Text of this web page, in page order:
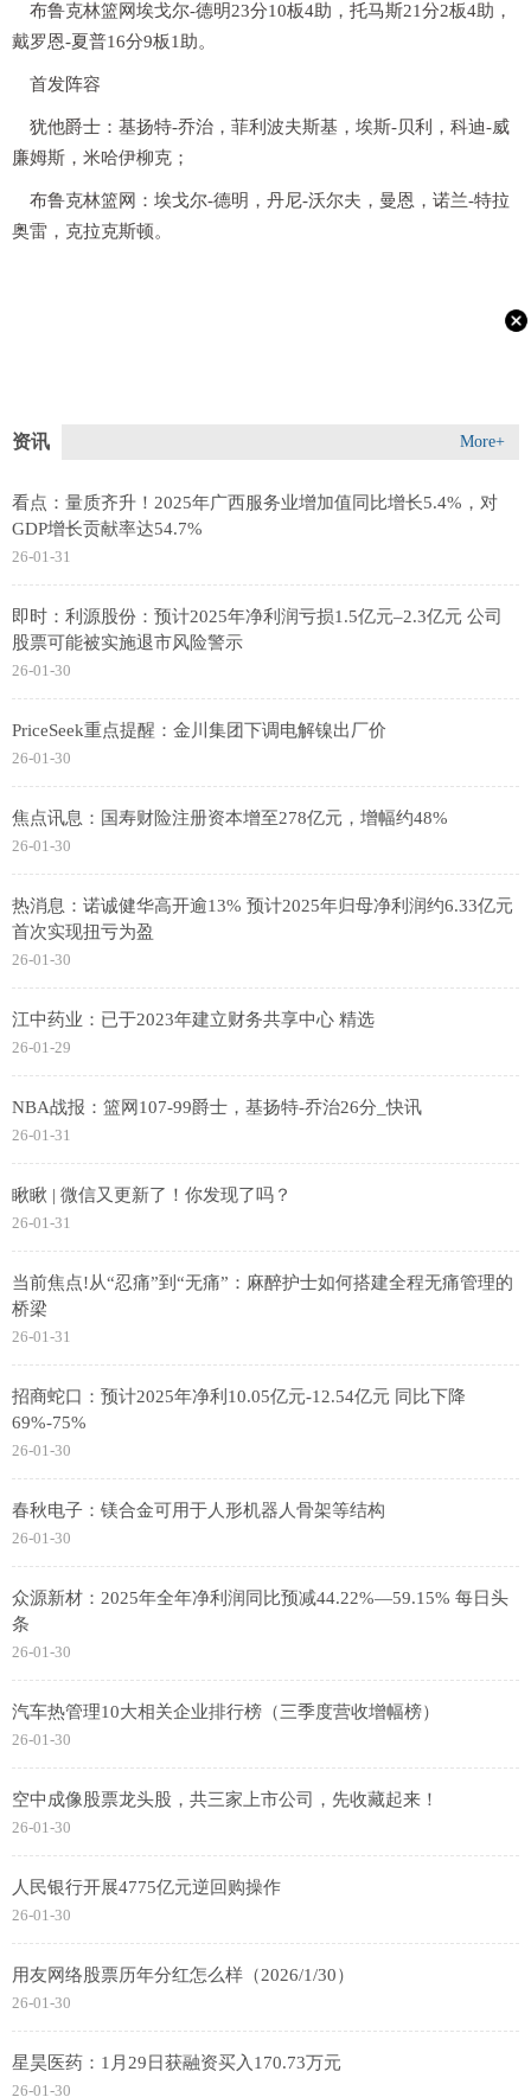
布鲁克林篮网埃戈尔-德明23分10板4助，托马斯21分2板4助，
戴罗恩-夏普16分9板1助。
首发阵容
犹他爵士：基扬特-乔治，菲利波夫斯基，埃斯-贝利，科迪-威
廉姆斯，米哈伊柳克；
布鲁克林篮网：埃戈尔-德明，丹尼-沃尔夫，曼恩，诺兰-特拉
奥雷，克拉克斯顿。
资讯 More+
看点：量质齐升！2025年广西服务业增加值同比增长5.4%，对
GDP增长贡献率达54.7%
26-01-31
即时：利源股份：预计2025年净利润亏损1.5亿元–2.3亿元 公司
股票可能被实施退市风险警示
26-01-30
PriceSeek重点提醒：金川集团下调电解镍出厂价
26-01-30
焦点讯息：国寿财险注册资本增至278亿元，增幅约48%
26-01-30
热消息：诺诚健华高开逾13% 预计2025年归母净利润约6.33亿元
首次实现扭亏为盈
26-01-30
江中药业：已于2023年建立财务共享中心 精选
26-01-29
NBA战报：篮网107-99爵士，基扬特-乔治26分_快讯
26-01-31
瞅瞅 | 微信又更新了！你发现了吗？
26-01-31
当前焦点!从“忍痛”到“无痛”：麻醉护士如何搭建全程无痛管理的
桥梁
26-01-31
招商蛇口：预计2025年净利10.05亿元-12.54亿元 同比下降
69%-75%
26-01-30
春秋电子：镁合金可用于人形机器人骨架等结构
26-01-30
众源新材：2025年全年净利润同比预减44.22%—59.15% 每日头
条
26-01-30
汽车热管理10大相关企业排行榜（三季度营收增幅榜）
26-01-30
空中成像股票龙头股，共三家上市公司，先收藏起来！
26-01-30
人民银行开展4775亿元逆回购操作
26-01-30
用友网络股票历年分红怎么样（2026/1/30）
26-01-30
星昊医药：1月29日获融资买入170.73万元
26-01-30